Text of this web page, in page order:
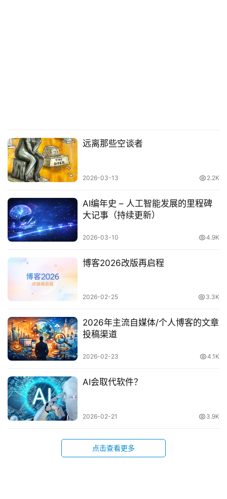
远离那些空谈者
2026-03-13 2.2K
AI编年史 – 人工智能发展的里程碑
大记事（持续更新）
2026-03-10 4.9K
博客2026改版再启程
2026-02-25 3.3K
2026年主流自媒体/个人博客的文章
投稿渠道
2026-02-23 4.1K
AI会取代软件？
2026-02-21 3.9K
点击查看更多